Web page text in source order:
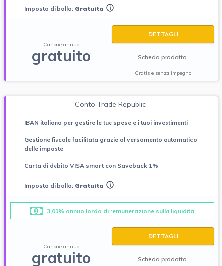
Imposta di bollo: Gratuita
Canone annuo
gratuito
DETTAGLI
Scheda prodotto
Gratis e senza impegno
Conto Trade Republic
IBAN italiano per gestire le tue spese e i tuoi investimenti
Gestione fiscale facilitata grazie al versamento automatico
delle imposte
Carta di debito VISA smart con Saveback 1%
Imposta di bollo: Gratuita
3,00% annuo lordo di remunerazione sulla liquidità
Canone annuo
gratuito
DETTAGLI
Scheda prodotto